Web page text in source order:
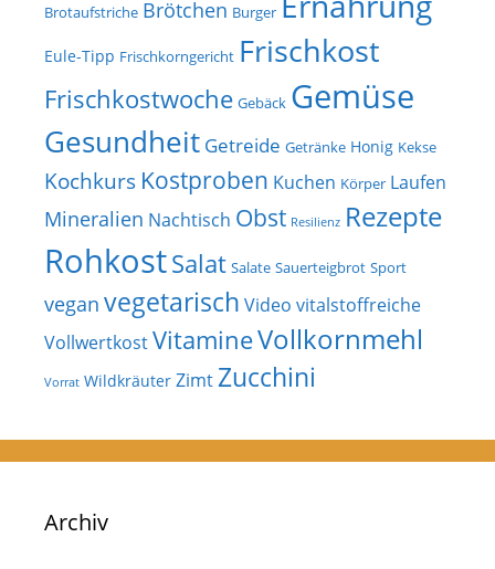
Brotaufstriche Brötchen Burger
Eule-Tipp Frischkorngericht Frischkost
Frischkostwoche Gebäck Gemüse
Gesundheit Getreide Getränke Honig Kekse
Kochkurs Kostproben Kuchen Körper Laufen
Mineralien Nachtisch Obst Resilienz Rezepte
RohkostSalat Salate Sauerteigbrot Sport
vegan vegetarisch Video vitalstoffreiche
VollwertkostVitamineVollkornmehl
Vorrat Wildkräuter Zimt Zucchini
Archiv